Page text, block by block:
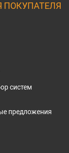
систем
предложения